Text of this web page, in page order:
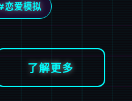
恋爱模拟
了解更多